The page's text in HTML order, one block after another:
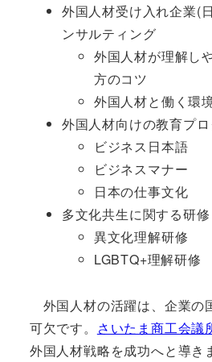
外国人材受け入れ企業(
ンサルティング
外国人材が理解し
方のコツ
外国人材と働く環
外国人材向けの教育プ
ビジネス日本語
ビジネスマナー
日本の仕事文化
多文化共生に関する研修
異文化理解研修
LGBTQ+理解研修
外国人材の活躍は、企業の
可欠です。 さいたま商工会議
外国人材戦略を成功へと導き